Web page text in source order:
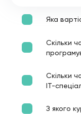
Яка
Скільки
Скільки
ІТ-
З якого